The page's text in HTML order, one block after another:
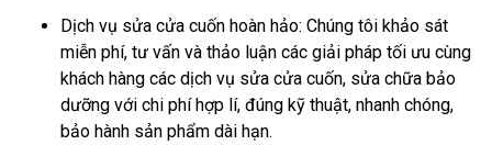
Dịch vụ sửa cửa cuốn hoàn hảo: Chúng tôi khảo sát
miễn phí, tư vấn và thảo luận các giải pháp tối ưu cùng
khách hàng các dịch vụ sửa cửa cuốn, sửa chữa bảo
dưỡng với chi phí hợp lí, đúng kỹ thuật, nhanh chóng,
bảo hành sản phẩm dài hạn.